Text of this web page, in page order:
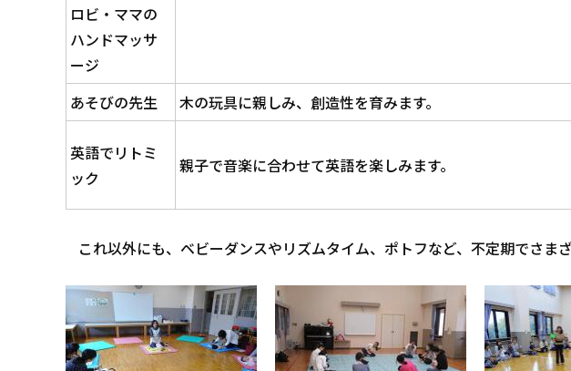
ロビ・ママの
ハンドマッサ
ージ
あそびの先生 木の玩具に親しみ、創造性を育みます。
英語でリトミ
ック
親子で音楽に合わせて英語を楽しみます。
これ以外にも、ベビーダンスやリズムタイム、ポトフなど、不定期でさま